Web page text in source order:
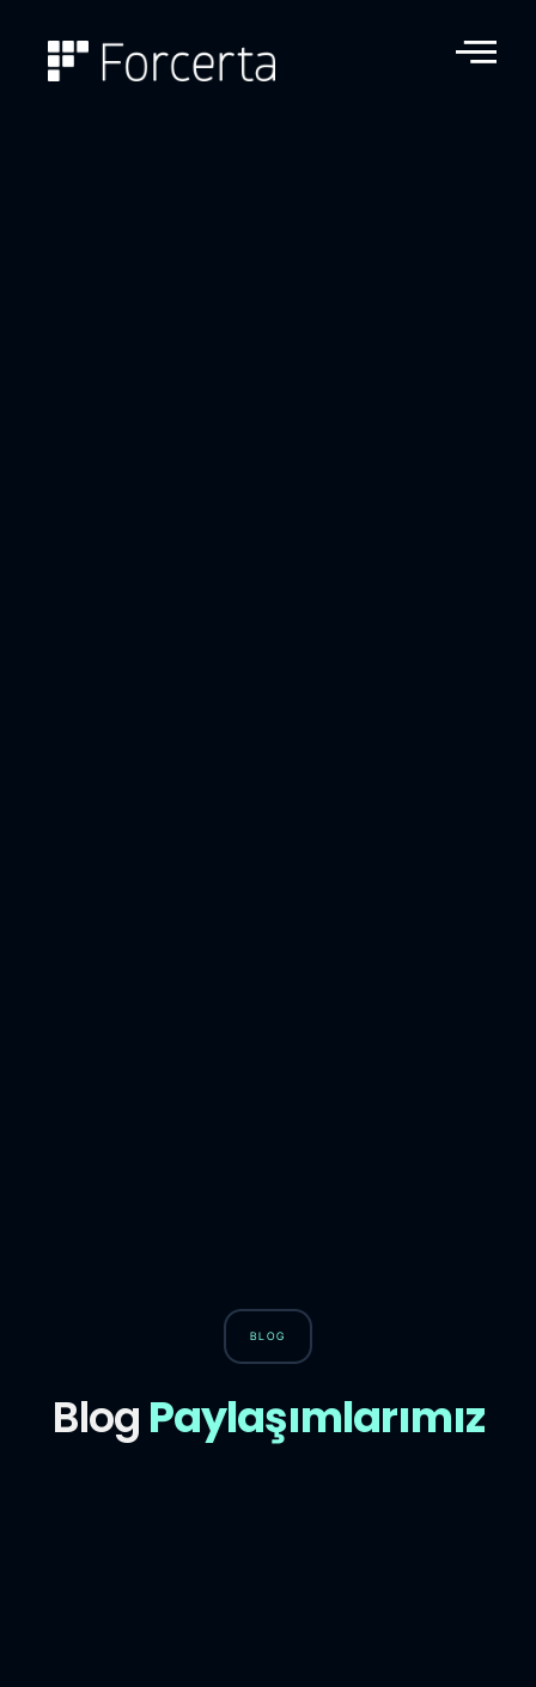
BLOG
Blog Paylaşımlarımız